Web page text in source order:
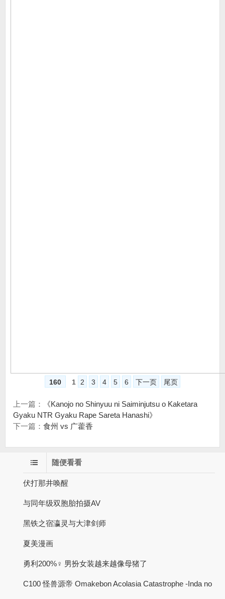
160 1 2 3 4 5 6 下一页 尾页
上一篇：
《Kanojo no Shinyuu ni Saiminjutsu o Kaketara
Gyaku NTR Gyaku Rape Sareta Hanashi》
下一篇： 食州 vs 广藿香
随便看看
伏打那井唤醒
与同年级双胞胎拍摄AV
黑铁之宿瀛灵与大津剑师
夏美漫画
勇利200%♀ 男扮女装越来越像母猪了
C100 怪兽源帝 Omakebon Acolasia Catastrophe -Inda no